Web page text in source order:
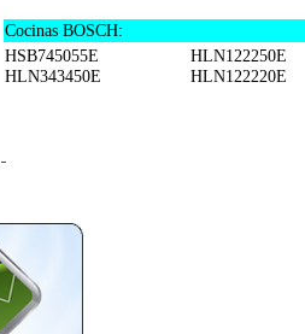
Cocinas BOSCH:
HSB745055E
HLN343450E
HLN122250E
HLN122220E